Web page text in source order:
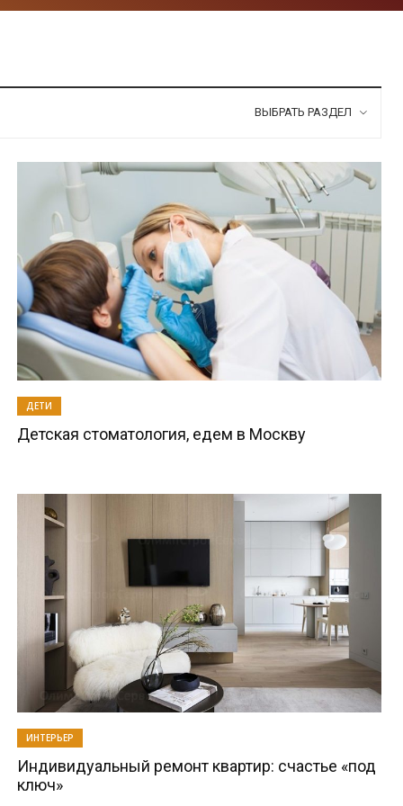
ВЫБРАТЬ РАЗДЕЛ
ДЕТИ
Детская стоматология, едем в Москву
ИНТЕРЬЕР
Индивидуальный ремонт квартир: счастье «под
ключ»